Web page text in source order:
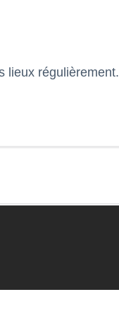
lieux régulièrement.